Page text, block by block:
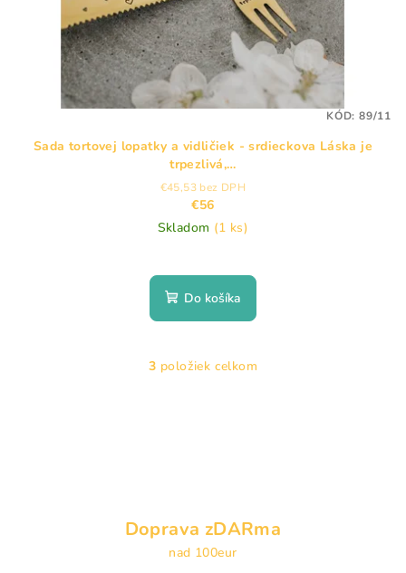
Sada tortovej lopatky a vidličiek - srdieckova Láska je
trpezlivá,…
€45,53 bez DPH
€56
Skladom (1 ks)
Do košíka
KÓD: 89/11
O
i
e
p
3 položiek celkom
Doprava zDARma
nad 100eur